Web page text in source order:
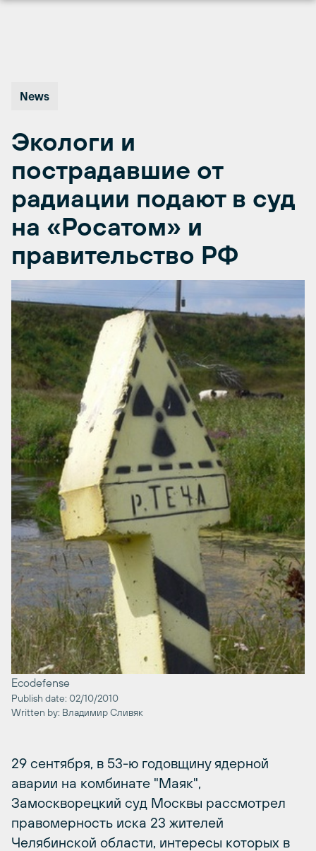
News
Экологи и
пострадавшие от
радиации подают в суд
на «Росатом» и
правительство РФ
Ecodefense
Publish date: 02/10/2010
Written by: Владимир Сливяк
29 сентября, в 53-ю годовщину ядерной
аварии на комбинате "Маяк",
Замоскворецкий суд Москвы рассмотрел
правомерность иска 23 жителей
Челябинской области, интересы которых в